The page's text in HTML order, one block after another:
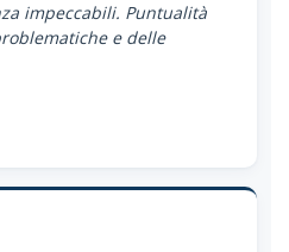
impeccabili. Puntualità
e delle